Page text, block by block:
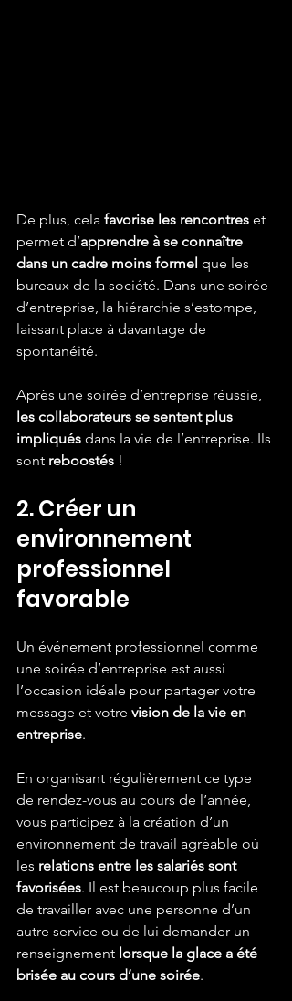
De plus, cela favorise les rencontres et
permet d’apprendre à se connaître
dans un cadre moins formel que les
bureaux de la société. Dans une soirée
d’entreprise, la hiérarchie s’estompe,
laissant place à davantage de
spontanéité.
Après une soirée d’entreprise réussie,
les collaborateurs se sentent plus
impliqués dans la vie de l’entreprise. Ils
sont reboostés !
2. Créer un
environnement
professionnel
favorable
Un événement professionnel comme
une soirée d’entreprise est aussi
l’occasion idéale pour partager votre
message et votre vision de la vie en
entreprise.
En organisant régulièrement ce type
de rendez-vous au cours de l’année,
vous participez à la création d’un
environnement de travail agréable où
les relations entre les salariés sont
favorisées. Il est beaucoup plus facile
de travailler avec une personne d’un
autre service ou de lui demander un
renseignement lorsque la glace a été
brisée au cours d’une soirée.